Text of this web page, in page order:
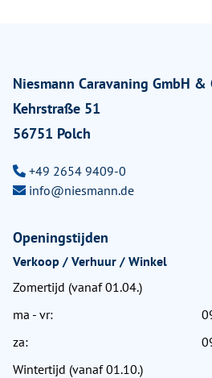
Niesmann Caravaning GmbH &
Kehrstraße 51
56751 Polch
+49 2654 9409-0
info@niesmann.de
Openingstijden
Verkoop / Verhuur / Winkel
Zomertijd (vanaf 01.04.)
ma - vr:
za:
Wintertijd (vanaf 01.10.)